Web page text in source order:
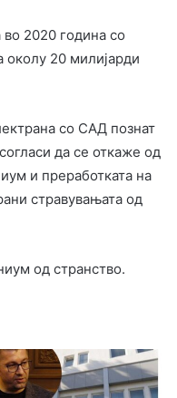
во 2020 година со
20 милијарди
со САД познат
да се откаже од
и преработката на
стравувањата од
од странство.